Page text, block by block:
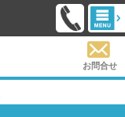
お問合せ